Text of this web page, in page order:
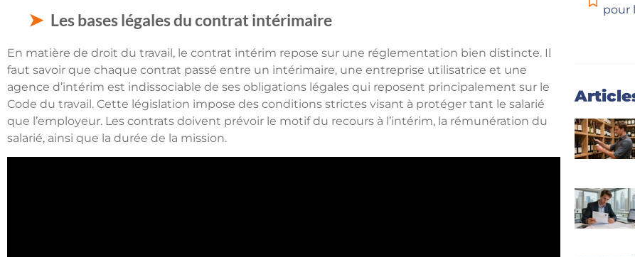
Les bases légales du contrat intérimaire
En matière de droit du travail, le contrat intérim repose sur une réglementation bien distincte. Il
faut savoir que chaque contrat passé entre un intérimaire, une entreprise utilisatrice et une
agence d’intérim est indissociable de ses obligations légales qui reposent principalement sur le
Code du travail. Cette législation impose des conditions strictes visant à protéger tant le salarié
que l’employeur. Les contrats doivent prévoir le motif du recours à l’intérim, la rémunération du
salarié, ainsi que la durée de la mission.
pour